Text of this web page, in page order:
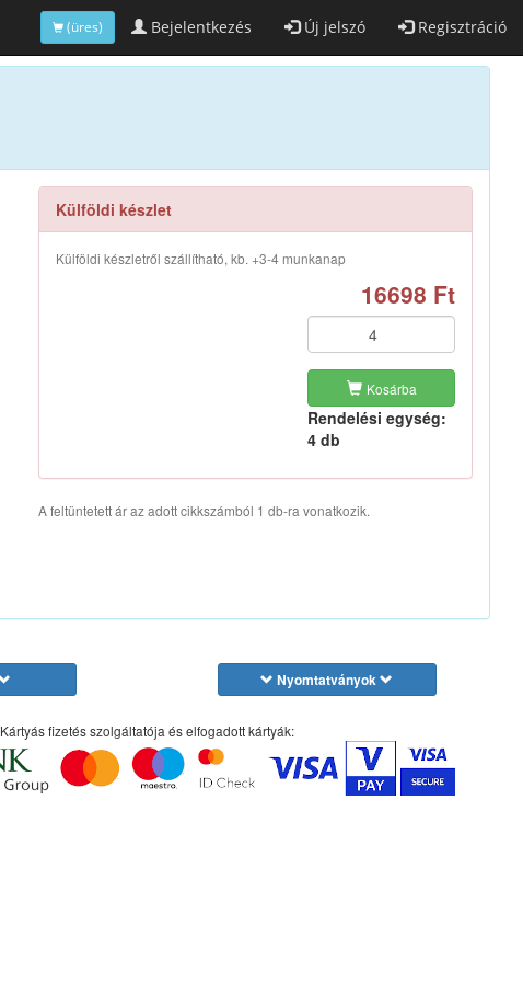
Bejelentkezés Új jelszó Regisztráció
(üres)
Külföldi készlet
Külföldi készletről szállítható, kb. +3-4 munkanap
16698 Ft
Kosárba
Rendelési egység:
4 db
A feltüntetett ár az adott cikkszámból 1 db-ra vonatkozik.
Nyomtatványok
Kártyás fizetés szolgáltatója és elfogadott kártyák: